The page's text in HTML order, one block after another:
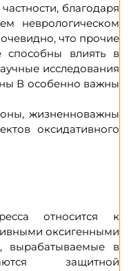
благодаря
неврологическом
что прочие
влиять в
исследования
В особенно важны
жизненноважны
оксидативного
относится к
оксигенными
вырабатываемые в
защитной